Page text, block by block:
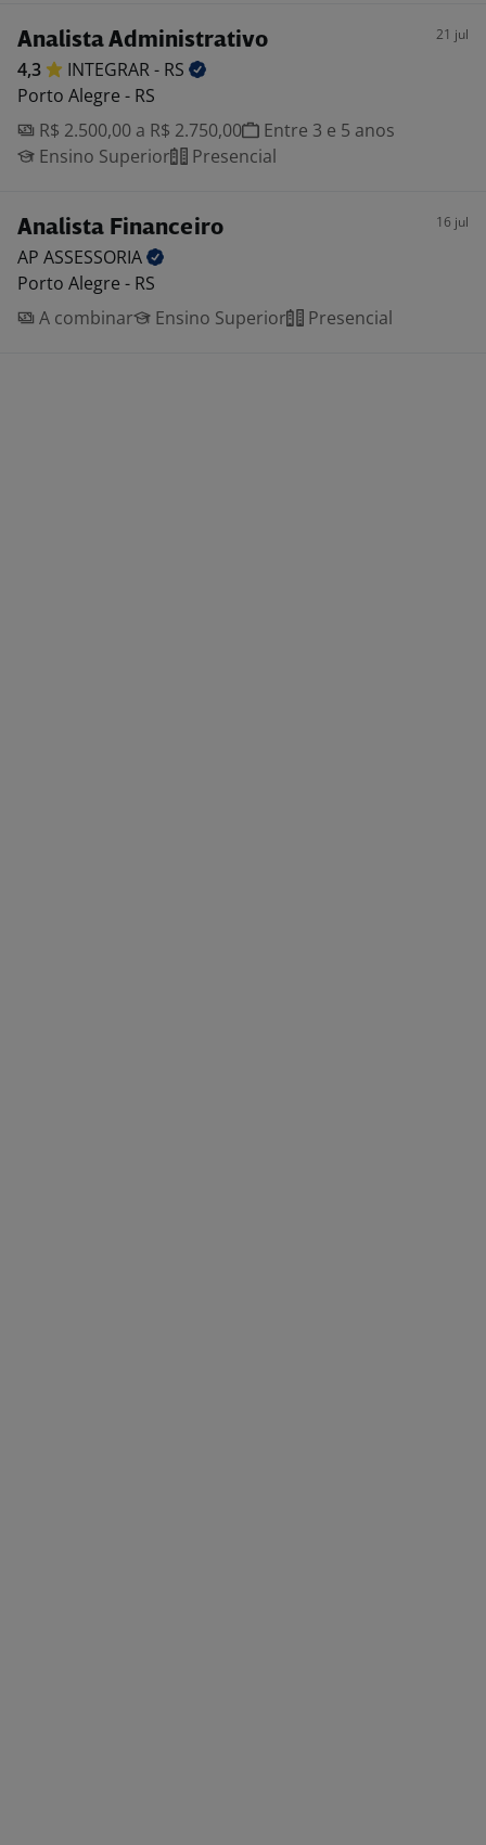
Analista Administrativo 21 jul
4,3 INTEGRAR - RS
Porto Alegre - RS
R$ 2.500,00 a R$ 2.750,00
Entre 3 e 5 anos
Ensino Superior
Presencial
Analista Financeiro 16 jul
AP ASSESSORIA
Porto Alegre - RS
A combinar
Ensino Superior Presencial